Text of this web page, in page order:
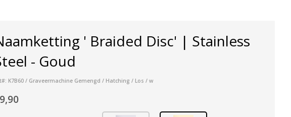
' Braided Disc' | Stainless
- Goud
K7B60 / Graveermachine Gemengd / Hatching / Los / w